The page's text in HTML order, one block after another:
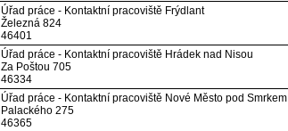
Úřad práce - Kontaktní pracoviště Frýdlant
Železná 824
46401
Úřad práce - Kontaktní pracoviště Hrádek nad Nisou
Za Poštou 705
46334
Úřad práce - Kontaktní pracoviště Nové Město pod Smrkem
Palackého 275
46365